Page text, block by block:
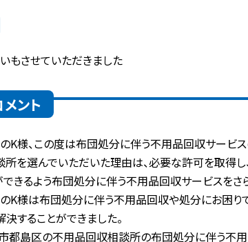
もさせていただきました
ント
様、この度は布団処分に伴う不用品回収サービス
を選んでいただいた理由は、必要な許可を取得
きるよう布団処分に伴う不用品回収サービスをさ
K様は布団処分に伴う不用品回収や処分にお困り
することができました。
都島区の不用品回収相談所の布団処分に伴う不用